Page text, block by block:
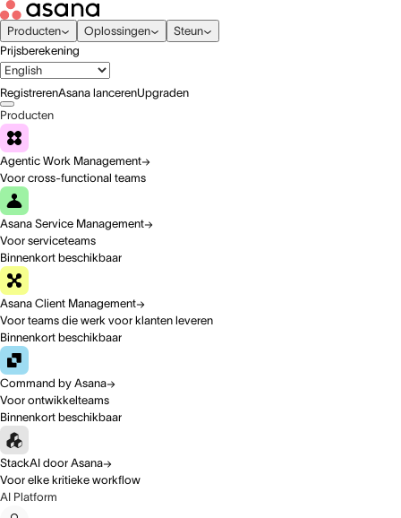
Producten Oplossingen
Steun
Prijsberekening
RegistrerenAsana lancerenUpgraden
Producten
Agentic Work Management
Voor cross-functional teams
Asana Service Management
Voor serviceteams
Binnenkort beschikbaar
Asana Client Management
Voor teams die werk voor klanten leveren
Binnenkort beschikbaar
Command by Asana
Voor ontwikkelteams
Binnenkort beschikbaar
StackAI door Asana
Voor elke kritieke workflow
AI Platform